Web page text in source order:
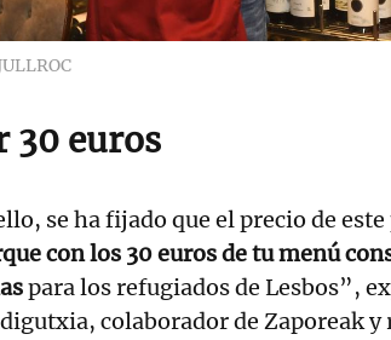
30 euros
se ha fijado que el precio de
con los 30 euros de tu menú
para los refugiados de Lesbos”,
colaborador de Zaporeak y